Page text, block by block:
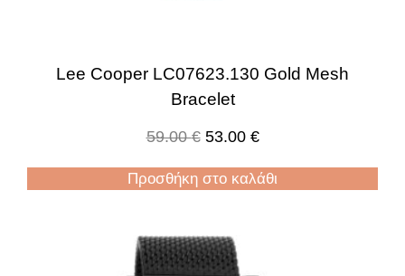
Lee Cooper LC07623.130 Gold Mesh
Bracelet
59.00€ 53.00 €
Προσθήκη στο καλάθι